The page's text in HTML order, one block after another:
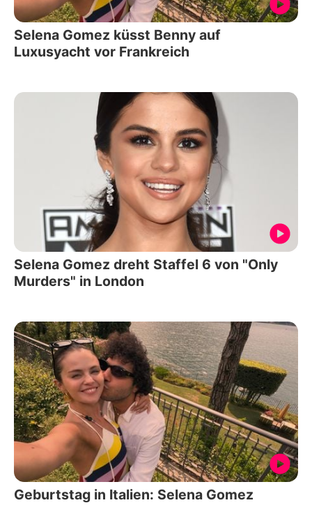
Selena Gomez küsst Benny auf
Luxusyacht vor Frankreich
Selena Gomez dreht Staffel 6 von "Only
Murders" in London
Geburtstag in Italien: Selena Gomez